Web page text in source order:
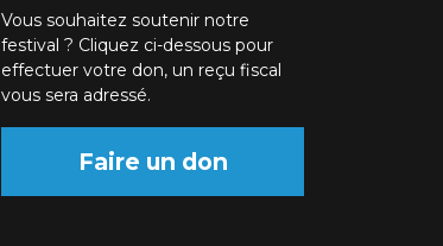
Vous souhaitez soutenir notre
festival ? Cliquez ci-dessous pour
effectuer votre don, un reçu fiscal
vous sera adressé.
Faire un don